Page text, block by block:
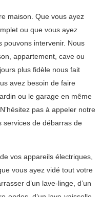
maison. Que vous ayez
ou que vous ayez
pouvons intervenir. Nous
appartement, cave ou
plus fidèle nous fait
avez besoin de faire
ou le garage en même
pas à appeler notre
services de débarras de
vos appareils électriques,
vous ayez vidé tout votre
d’un lave-linge, d’un